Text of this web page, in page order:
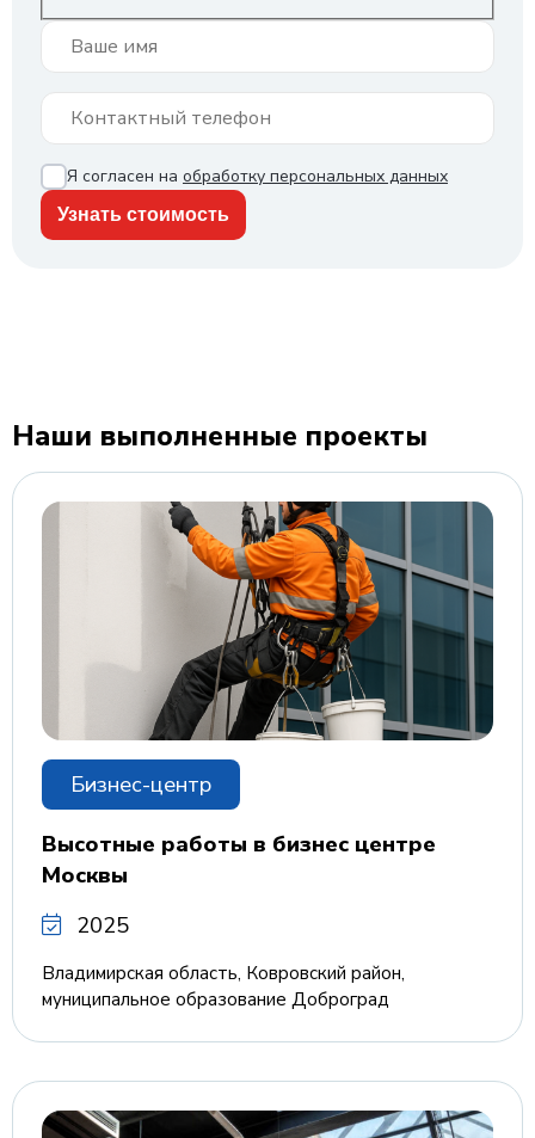
Я согласен на обработку персональных данных
Наши выполненные проекты
Бизнес-центр
Высотные работы в бизнес центре
Москвы
2025
Владимирская область, Ковровский район,
муниципальное образование Доброград